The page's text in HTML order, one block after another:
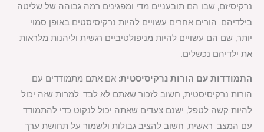
נרקיסיזם, שבו הם תובעניים מדי ומפגינים רמה גבוהה של שליטה
בילדיהם. הורים אחרים עשויים להיות נרקיסיסטים באופן סמוי
יותר, שם הם עשויים להיות מניפולטיביים רגשית וליהנות מלראות
את ילדיהם נכשלים.
התמודדות עם הורות נרקיסיסטית: אם אתם מתמודדים עם
הורות נרקיסיסטית, חשוב לזכור שאתם לא לבד. למרות שזה יכול
להיות קשה לטפל, ישנם צעדים שאתה יכול לנקוט כדי להתמודד
עם המצב. ראשית, חשוב להציב גבולות ולשמור על תחושת ערך